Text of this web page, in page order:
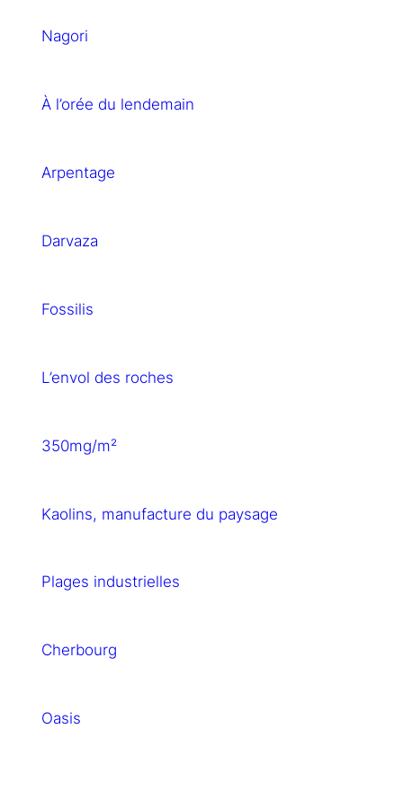
Nagori
À l’orée du lendemain
Arpentage
Darvaza
Fossilis
L’envol des roches
350mg/m²
Kaolins, manufacture du paysage
Plages industrielles
Cherbourg
Oasis